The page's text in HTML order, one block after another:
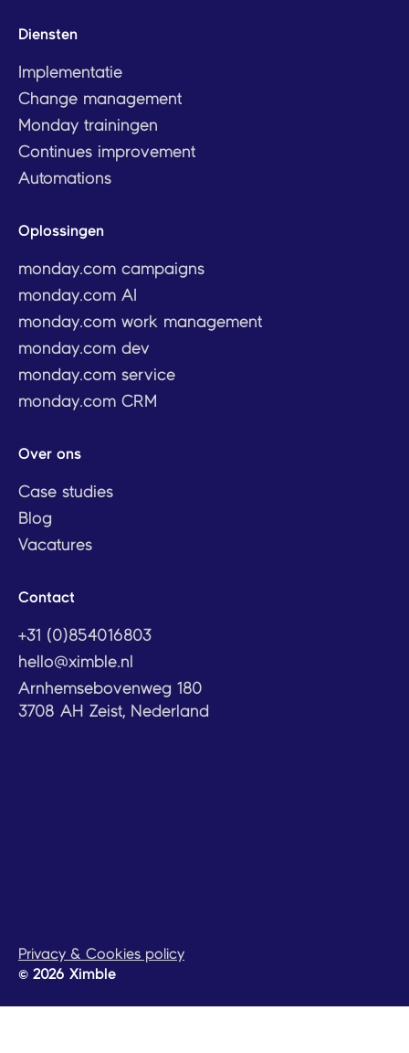
Diensten
Implementatie
Change management
Monday trainingen
Continues improvement
Automations
Oplossingen
monday.com campaigns
monday.com AI
monday.com work management
monday.com dev
monday.com service
monday.com CRM
Over ons
Case studies
Blog
Vacatures
Contact
+31 (0)854016803
hello@ximble.nl
Arnhemsebovenweg 180
3708 AH Zeist, Nederland
Privacy & Cookies policy
© 2026 Ximble